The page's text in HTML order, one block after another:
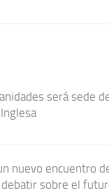
será sede
nuevo encuentro
debatir sobre el